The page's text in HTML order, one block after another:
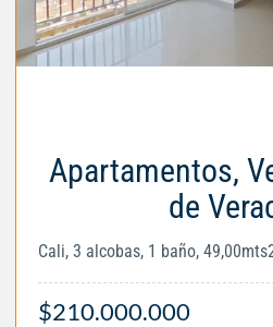
Apartamentos,
de
Cali, 3 alcobas, 1 baño,
$210.000.000